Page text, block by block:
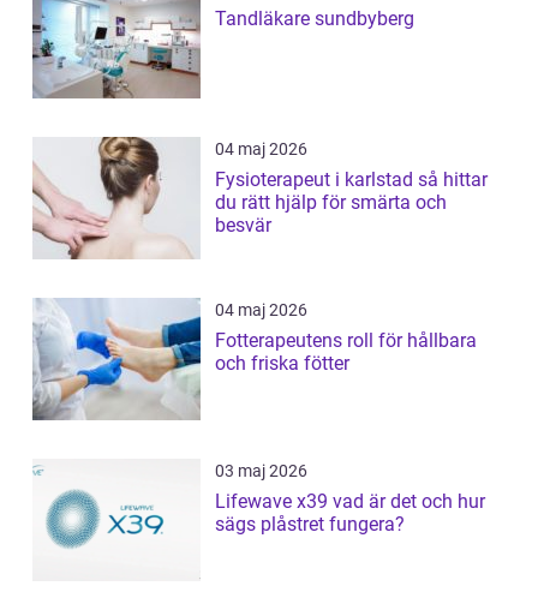
Tandläkare sundbyberg
04 maj 2026
Fysioterapeut i karlstad så hittar
du rätt hjälp för smärta och
besvär
04 maj 2026
Fotterapeutens roll för hållbara
och friska fötter
03 maj 2026
Lifewave x39 vad är det och hur
sägs plåstret fungera?